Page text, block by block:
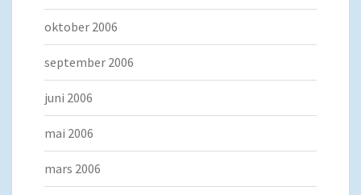
oktober 2006
september 2006
juni 2006
mai 2006
mars 2006